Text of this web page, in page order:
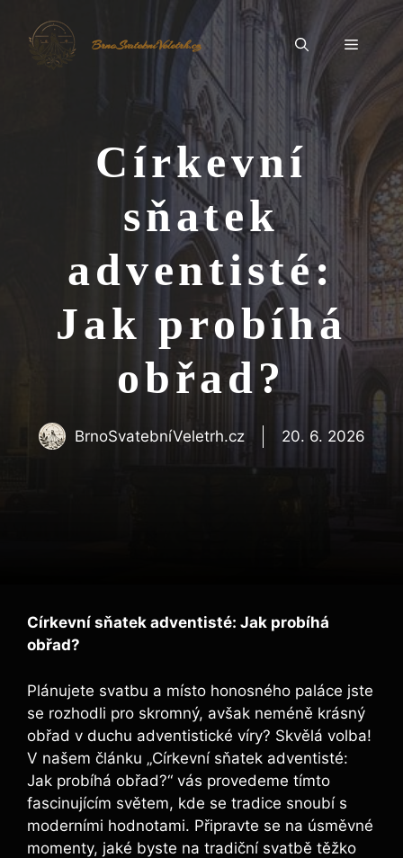
BrnoSvatebníVeletrh.cz Menu
Církevní
sňatek
adventisté:
Jak probíhá
obřad?
BrnoSvatebníVeletrh.cz 20. 6. 2026
Církevní sňatek adventisté: Jak probíhá
obřad?
Plánujete svatbu a místo honosného paláce jste
se rozhodli pro skromný, avšak neméně krásný
obřad v duchu adventistické víry? Skvělá volba!
V našem článku „Církevní sňatek adventisté:
Jak probíhá obřad?“ vás provedeme tímto
fascinujícím světem, kde se tradice snoubí s
moderními hodnotami. Připravte se na úsměvné
momenty, jaké byste na tradiční svatbě těžko